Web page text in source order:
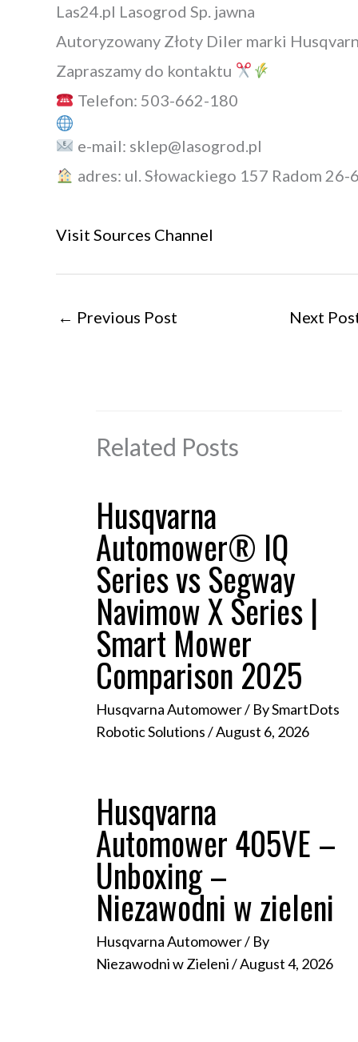
Las24.pl Lasogrod Sp. jawna
Autoryzowany Złoty Diler marki
Zapraszamy do kontaktu
Telefon: 503-662-180
e-mail: sklep@lasogrod.pl
adres: ul. Słowackiego 157 Radom 26-
Visit Sources Channel
← Previous Post Next
Related Posts
Husqvarna
Automower® IQ
Series vs Segway
Navimow X Series |
Smart Mower
Comparison 2025
Husqvarna Automower/ BySmartDots
Robotic Solutions/August 6, 2026
Husqvarna
Automower 405VE –
Unboxing –
Niezawodni w zieleni
Husqvarna Automower/ By
Niezawodni w Zieleni/August 4, 2026